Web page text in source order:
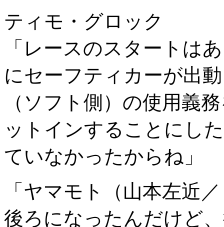
ティモ・グロック
「レースのスタートは
にセーフティカーが出
（ソフト側）の使用義
ットインすることにし
ていなかったからね」
「ヤマモト（山本左近
後ろになったんだけど